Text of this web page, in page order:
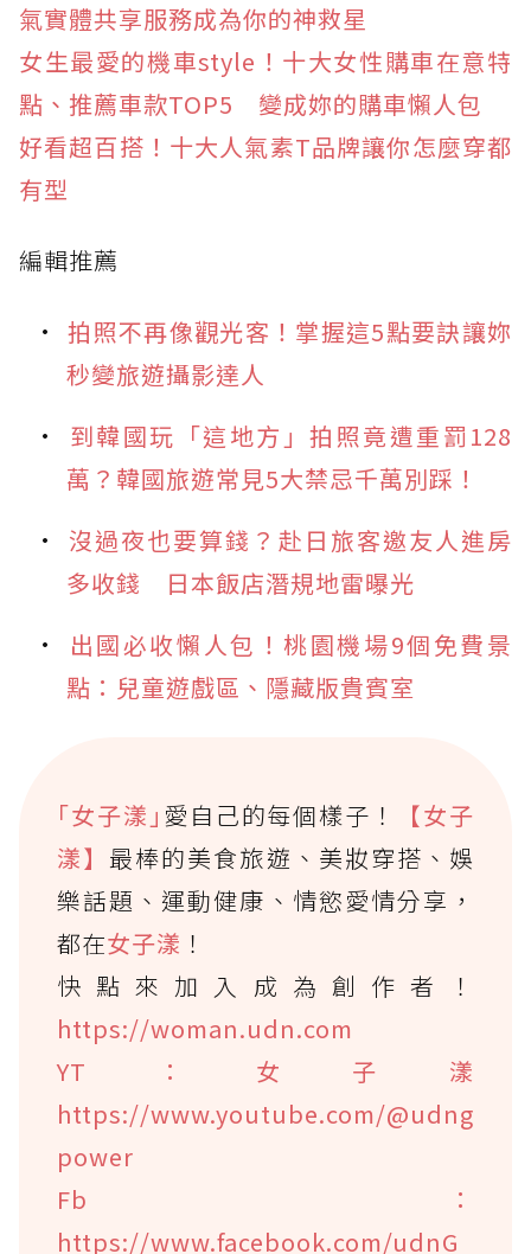
氣實體共享服務成為你的神救星
女生最愛的機車style！十大女性購車在意特
點、推薦車款TOP5 變成妳的購車懶人包
好看超百搭！十大人氣素T品牌讓你怎麼穿都
有型
編輯推薦
拍照不再像觀光客！掌握這5點要訣讓妳
秒變旅遊攝影達人
到韓國玩「這地方」拍照竟遭重罰128
萬？韓國旅遊常見5大禁忌千萬別踩！
沒過夜也要算錢？赴日旅客邀友人進房
多收錢 日本飯店潛規地雷曝光
出國必收懶人包！桃園機場9個免費景
點：兒童遊戲區、隱藏版貴賓室
｢女子漾｣ 愛自己的每個樣子！
【女子
漾】最棒的美食旅遊、美妝穿搭、娛
樂話題、運動健康、情慾愛情分享，
都在女子漾 ！
快點來加入成為創作者！
https://woman.udn.com
YT：女子漾
https://www.youtube.com/@udng
power
Fb：
https://www.facebook.com/udnG